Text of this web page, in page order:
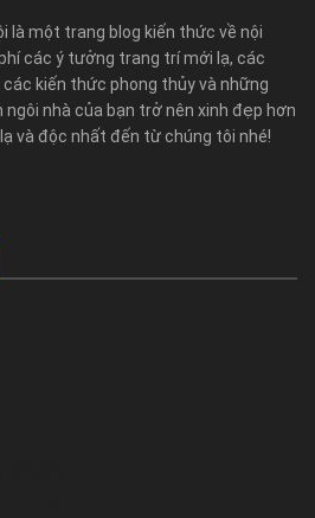
là một trang blog kiến thức về nội
các ý tưởng trang trí mới lạ, các
kiến thức phong thủy và những
ngôi nhà của bạn trở nên xinh đẹp hơn
và độc nhất đến từ chúng tôi nhé!